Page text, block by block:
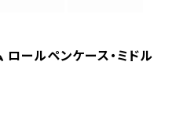
ロールペンケース・ミドル